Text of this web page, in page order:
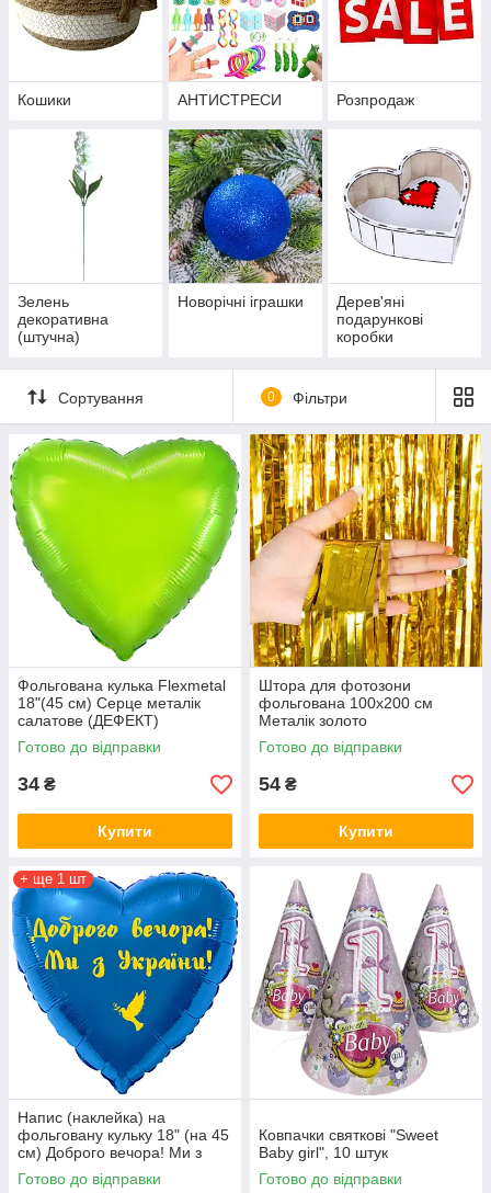
Кошики АНТИСТРЕСИ Розпродаж
Зелень
декоративна
(штучна)
Новорічні іграшки
Дерев'яні
подарункові
коробки
Сортування 0 Фільтри
Фольгована кулька Flexmetal
18"(45 см) Серце металік
салатове (ДЕФЕКТ)
Готово до відправки
34 ₴
Купити
Штора для фотозони
фольгована 100х200 см
Металік золото
Готово до відправки
54 ₴
Купити
+ ще 1 шт
Напис (наклейка) на
фольговану кульку 18" (на 45
см) Доброго вечора! Ми з
України! (будь-який колір)
Готово до відправки
Ковпачки святкові "Sweet
Baby girl", 10 штук
Готово до відправки